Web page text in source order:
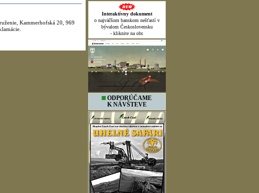
Interaktívny dokument
o najväčšom banskom nešťastí v
bývalom Československu
- kliknite na obr.
ODPORÚČAME
K NÁVŠTEVE
Kammerhofská 20, 969